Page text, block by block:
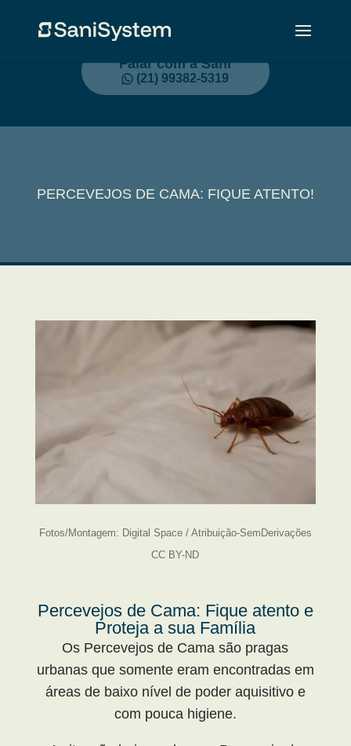
Falar com a Sani
(21) 99382-5319
PERCEVEJOS DE CAMA: FIQUE ATENTO!
Fotos/Montagem: Digital Space / Atribuição-SemDerivações
CC BY-ND
Percevejos de Cama: Fique atento e
Proteja a sua Família
Os Percevejos de Cama são pragas
urbanas que somente eram encontradas em
áreas de baixo nível de poder aquisitivo e
com pouca higiene.